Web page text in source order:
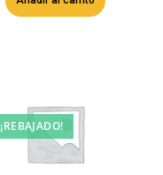
¡REBAJADO!